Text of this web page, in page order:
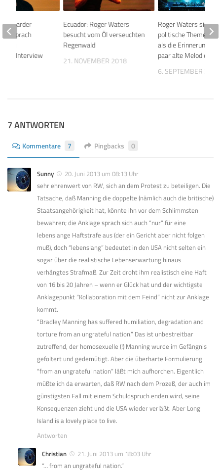
Ecuador: Roger Waters
besucht vom Öl verseuchten
Regenwald
21. NOVEMBER 2018
Roger Waters sind
politische Themen
als die Erinnerung an
paar alte Melodien!
6. SEPTEMBER 2017
sprach
Interview
7 ANTWORTEN
Kommentare 7 Pingbacks 0
Sunny
20. Juni 2013 um 08:13 Uhr
sehr ehrenwert von RW, sich an dem Protest zu beteiligen. Die
Tatsache, daß Manning die doppelte (nämlich auch die britische)
Staatsangehörigkeit hat, könnte ihn vor dem Schlimmsten
bewahren; die Anklage sprach sich auch “nur” für eine
lebenslange Haftstrafe aus (der ein Gericht aber nicht folgen
muß), doch “lebenslang” bedeutet in den USA nicht selten ein
sogar über die realistische Lebenserwartung hinaus
verhängtes Strafmaß. Zur Zeit droht ihm realistisch eine Haft
von 16 bis 20 Jahren – wenn er Glück hat und der wichtigste
Anklagepunkt “Kollaboration mit dem Feind” nicht zur Anklage
kommt.
“Bradley Manning has suffered humiliation, degradation and
torture from an ungrateful nation.” Das ist unbestreitbar
zutreffend, der homosexuelle (!) Manning wurde im Gefängnis
gefoltert und gedemütigt. Aber die überharte Formulierung
“from an ungrateful nation” läßt mich aufhorchen. Eigentlich
müßte ich da erwarten, daß RW nach dem Prozeß, der auch im
günstigsten Fall mit einem Schuldspruch enden wird, seine
Konsequenzen zieht und die USA wieder verläßt. Aber Long
Island is a lovely place to live.
Antworten
Christian
21. Juni 2013 um 18:03 Uhr
“… from an ungrateful nation.”